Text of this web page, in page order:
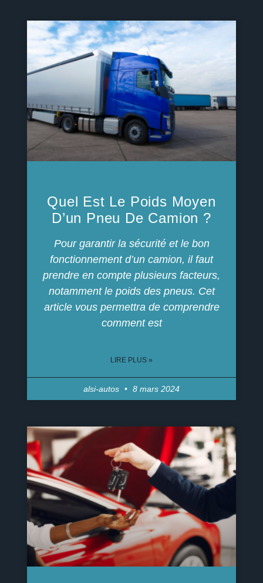
Quel Est Le Poids Moyen
D’un Pneu De Camion ?
Pour garantir la sécurité et le bon
fonctionnement d’un camion, il faut
prendre en compte plusieurs facteurs,
notamment le poids des pneus. Cet
article vous permettra de comprendre
comment est
LIRE PLUS »
alsi-autos 8 mars 2024